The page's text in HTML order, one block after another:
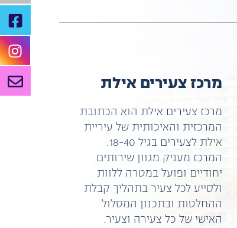
מרכז צעירים אילת
מרכז צעירים אילת הוא הכתובת
המרכזית והאיכותית של עיריית
אילת לצעירים בגיל 18-40.
המרכז מעניק מגוון שירותים
יחודיים ופועל במטרה ללוות
ולסייע לכל צעיר בתהליך קבלת
ההחלטות ובתכנון המסלול
האישי של כל צעירה וצעיר.